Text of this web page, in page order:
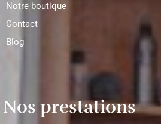
Notre boutique
Contact
Blog
Nos prestations